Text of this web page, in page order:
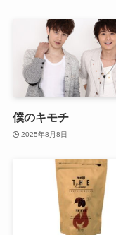
僕のキモチ
2025年8月8日